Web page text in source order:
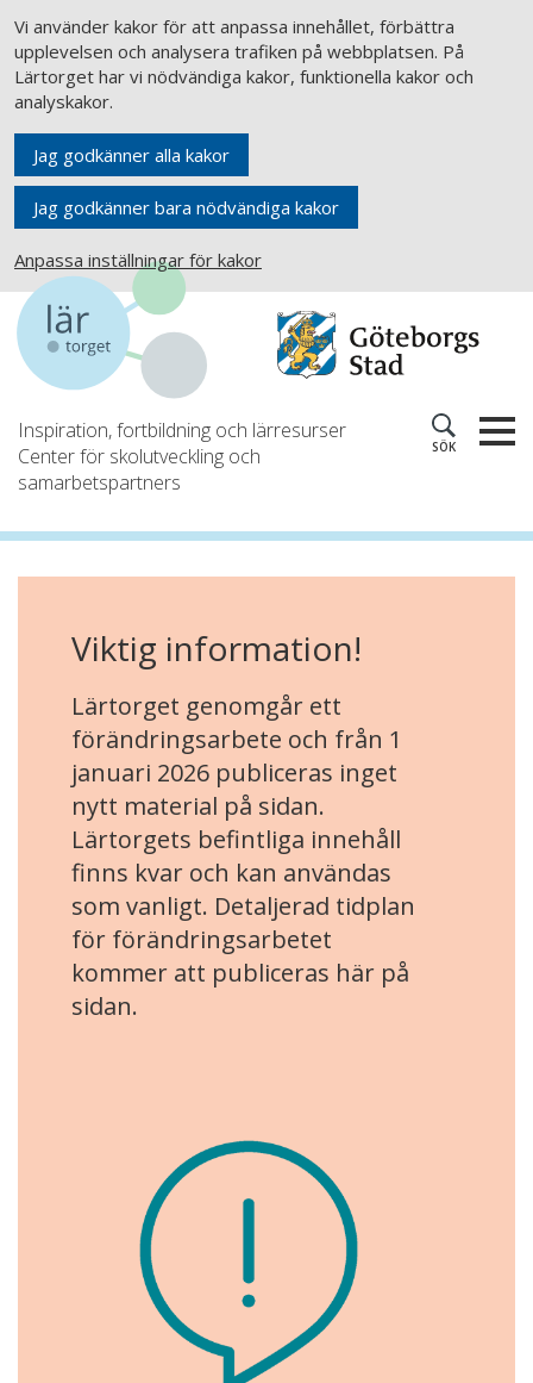
Vi använder kakor för att anpassa innehållet, förbättra
upplevelsen och analysera trafiken på webbplatsen. På
Lärtorget har vi nödvändiga kakor, funktionella kakor och
analyskakor.
Jag godkänner alla kakor
Jag godkänner bara nödvändiga kakor
Anpassa inställningar för kakor
Inspiration, fortbildning och lärresurser
Center för skolutveckling och
samarbetspartners
SÖK
Viktig information!
Lärtorget genomgår ett
förändringsarbete och från 1
januari 2026 publiceras inget
nytt material på sidan.
Lärtorgets befintliga innehåll
finns kvar och kan användas
som vanligt. Detaljerad tidplan
för förändringsarbetet
kommer att publiceras här på
sidan.